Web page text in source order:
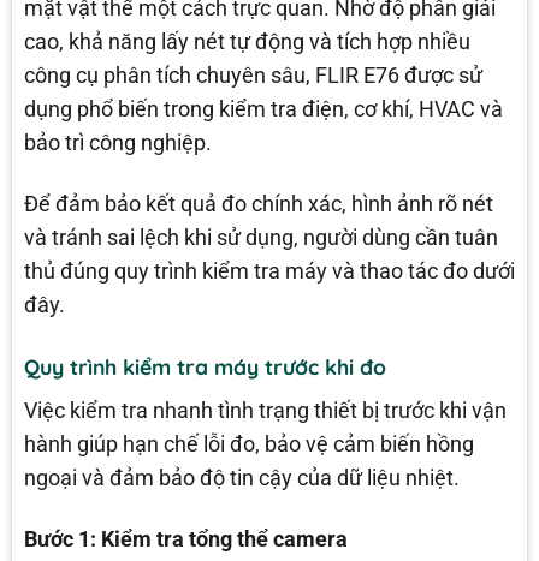
mặt vật thể một cách trực quan. Nhờ độ phân giải
cao, khả năng lấy nét tự động và tích hợp nhiều
công cụ phân tích chuyên sâu, FLIR E76 được sử
dụng phổ biến trong kiểm tra điện, cơ khí, HVAC và
bảo trì công nghiệp.
Để đảm bảo kết quả đo chính xác, hình ảnh rõ nét
và tránh sai lệch khi sử dụng, người dùng cần tuân
thủ đúng quy trình kiểm tra máy và thao tác đo dưới
đây.
Quy trình kiểm tra máy trước khi đo
Việc kiểm tra nhanh tình trạng thiết bị trước khi vận
hành giúp hạn chế lỗi đo, bảo vệ cảm biến hồng
ngoại và đảm bảo độ tin cậy của dữ liệu nhiệt.
Bước 1: Kiểm tra tổng thể camera